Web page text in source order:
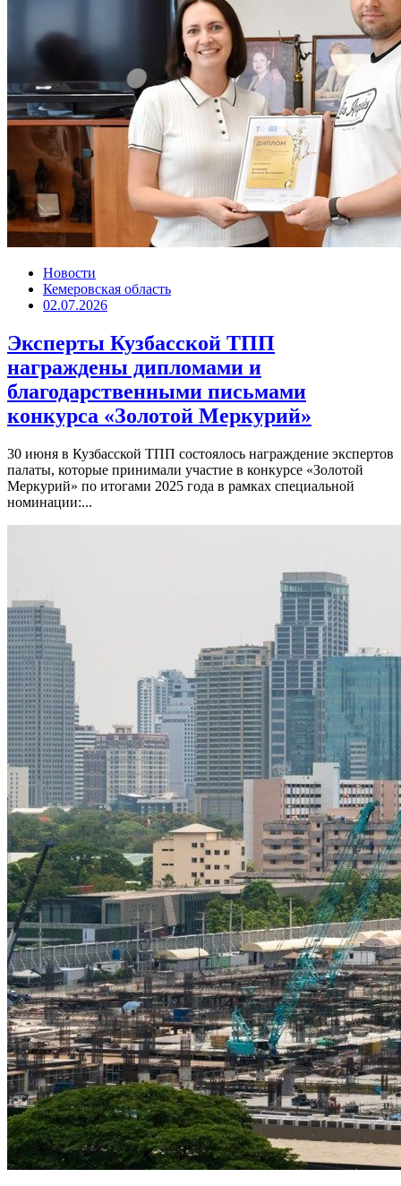
Новости
Кемеровская область
02.07.2026
Эксперты Кузбасской ТПП
награждены дипломами и
благодарственными письмами
конкурса «Золотой Меркурий»
30 июня в Кузбасской ТПП состоялось награждение экспертов
палаты, которые принимали участие в конкурсе «Золотой
Меркурий» по итогами 2025 года в рамках специальной
номинации:...